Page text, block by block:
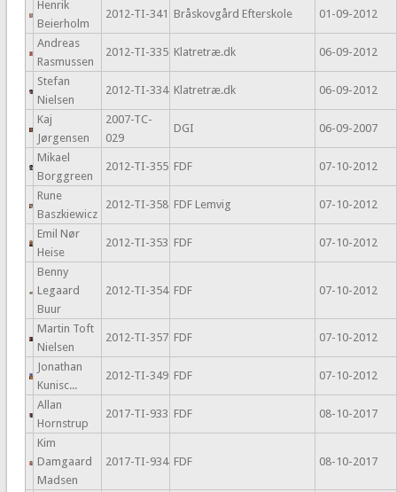
Henrik
Beierholm
2012-TI-341 Bråskovgård Efterskole 01-09-2012
Andreas
Rasmussen
2012-TI-335 Klatretræ.dk 06-09-2012
Stefan
Nielsen
2012-TI-334 Klatretræ.dk 06-09-2012
Kaj
Jørgensen
2007-TC-
029
DGI 06-09-2007
Mikael
Borggreen
2012-TI-355 FDF 07-10-2012
Rune
Baszkiewicz
2012-TI-358 FDF Lemvig 07-10-2012
Emil Nør
Heise
2012-TI-353 FDF 07-10-2012
Benny
Legaard
Buur
2012-TI-354 FDF 07-10-2012
Martin Toft
Nielsen
2012-TI-357 FDF 07-10-2012
Jonathan
Kunisc...
2012-TI-349 FDF 07-10-2012
Allan
Hornstrup
2017-TI-933 FDF 08-10-2017
Kim
Damgaard
Madsen
2017-TI-934 FDF 08-10-2017